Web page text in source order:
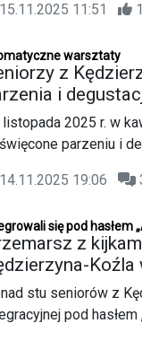
Biblioteką
15.11.2025 11:51 1
warsztaty
z
i
listopada 2025 r. w
parzeniu i
prawidłowego
w Sławięcicach w
14.11.2025 19:06
się pod hasłem
z
Koźla
stu seniorów z
pod